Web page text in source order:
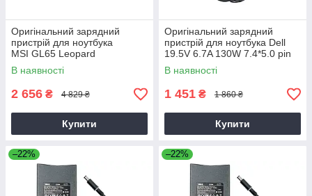
Оригінальний зарядний
пристрій для ноутбука
MSI GL65 Leopard
В наявності
2 656 ₴ 4 829 ₴
Купити
Оригінальний зарядний
пристрій для ноутбука Dell
19.5V 6.7A 130W 7.4*5.0 pin
Slim (PA-4E)
В наявності
1 451 ₴ 1 860 ₴
Купити
–22% –22%